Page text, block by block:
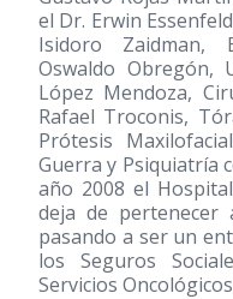
el Dr. Erwin
Isidoro Zaidman,
Oswaldo Obregón,
López Mendoza,
Rafael Troconis,
Prótesis
Guerra y Psiquiatría
año 2008 el
deja de pertenecer
pasando a ser un
los Seguros
Servicios